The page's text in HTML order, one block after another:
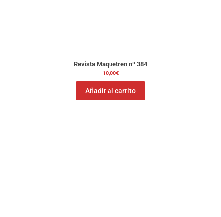
Revista Maquetren nº 384
10,00€
Añadir al carrito